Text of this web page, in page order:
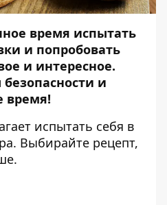
время испытать
и попробовать
и интересное.
и
время!
испытать себя в
Выбирайте рецепт,